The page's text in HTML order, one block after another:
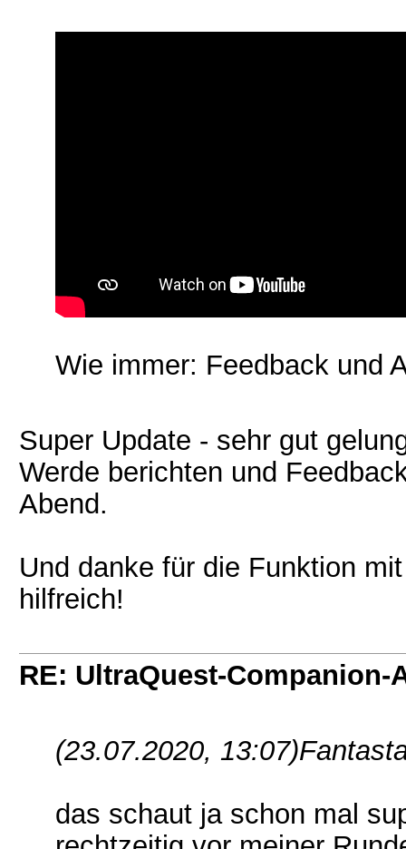
Wie immer: Feedback und
Super Update - sehr gut
Werde berichten und
Abend.
Und danke für die Funktion
hilfreich!
RE: UltraQuest-Companion-
(23.07.2020, 13:07)
das schaut ja schon mal